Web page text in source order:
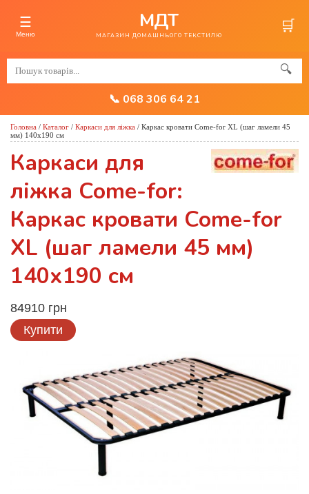
☰
Меню
МДТ
МАГАЗИН ДОМАШНЬОГО ТЕКСТИЛЮ 🛒
🔍
📞 068 306 64 21
Головна / Каталог / Каркаси для ліжка / Каркас кровати Come-for XL (шаг ламели 45
мм) 140х190 см
Каркаси для
ліжка Come-for:
Каркас кровати Come-for
XL (шаг ламели 45 мм)
140х190 см
84910 грн
Купити